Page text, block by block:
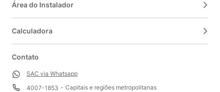
Área do Instalador
Calculadora
Contato
SAC via Whatsapp
4007-1853
Capitais e regiões metropolitanas